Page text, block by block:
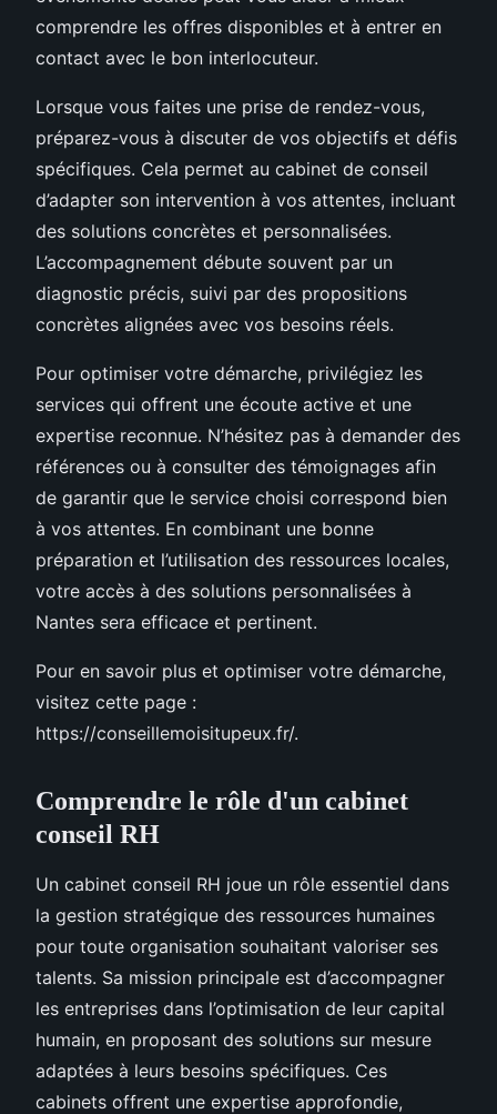
comprendre les offres disponibles et à entrer en
contact avec le bon interlocuteur.
Lorsque vous faites une prise de rendez-vous,
préparez-vous à discuter de vos objectifs et défis
spécifiques. Cela permet au cabinet de conseil
d’adapter son intervention à vos attentes, incluant
des solutions concrètes et personnalisées.
L’accompagnement débute souvent par un
diagnostic précis, suivi par des propositions
concrètes alignées avec vos besoins réels.
Pour optimiser votre démarche, privilégiez les
services qui offrent une écoute active et une
expertise reconnue. N’hésitez pas à demander des
références ou à consulter des témoignages afin
de garantir que le service choisi correspond bien
à vos attentes. En combinant une bonne
préparation et l’utilisation des ressources locales,
votre accès à des solutions personnalisées à
Nantes sera efficace et pertinent.
Pour en savoir plus et optimiser votre démarche,
visitez cette page :
https://conseillemoisitupeux.fr/.
Comprendre le rôle d'un cabinet
conseil RH
Un cabinet conseil RH joue un rôle essentiel dans
la gestion stratégique des ressources humaines
pour toute organisation souhaitant valoriser ses
talents. Sa mission principale est d’accompagner
les entreprises dans l’optimisation de leur capital
humain, en proposant des solutions sur mesure
adaptées à leurs besoins spécifiques. Ces
cabinets offrent une expertise approfondie,